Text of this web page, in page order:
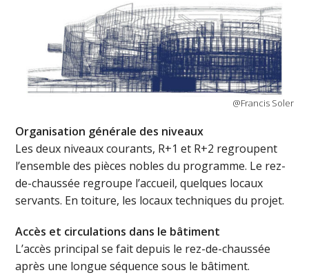
@Francis Soler
Organisation générale des niveaux
Les deux niveaux courants, R+1 et R+2 regroupent
l’ensemble des pièces nobles du programme. Le rez-
de-chaussée regroupe l’accueil, quelques locaux
servants. En toiture, les locaux techniques du projet.
Accès et circulations dans le bâtiment
L’accès principal se fait depuis le rez-de-chaussée
après une longue séquence sous le bâtiment.